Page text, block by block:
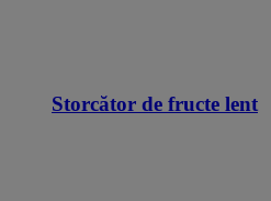
Storcător de fructe lent